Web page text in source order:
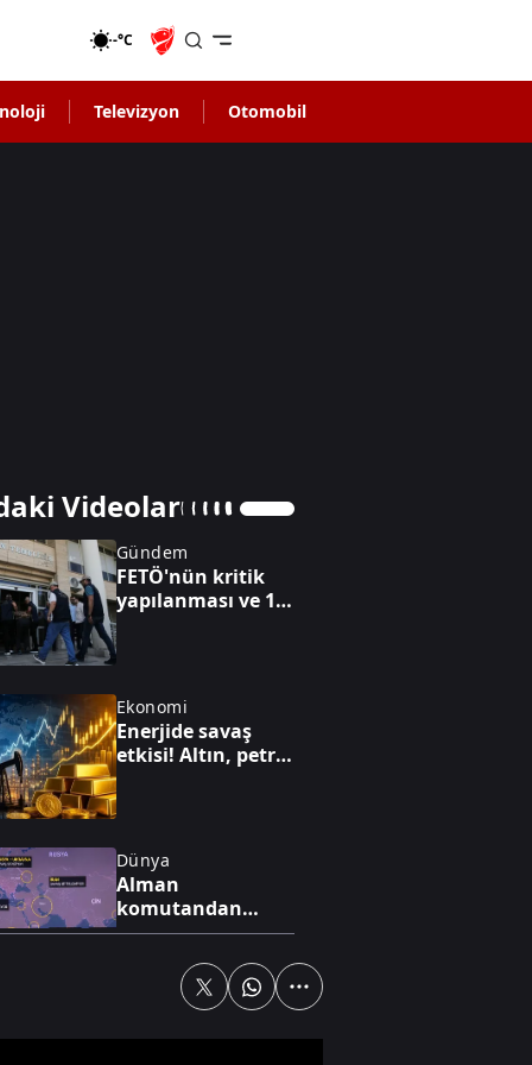
-°C
Televizyon Otomobil
Videolar
Gündem
FETÖ'nün kritik
yapılanması ve 15
Ekonomi
Enerjide savaş
etkisi! Altın, petrol
Dünya
Alman
komutandan
nükleer kıyamet
nükleer kış
yaşayabiliriz"
Dünya yıldızı